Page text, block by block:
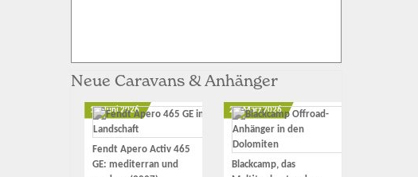
Neue Caravans & Anhänger
12. Juni 2026
Fendt Apero Activ 465
GE: mediterran und
23. März 2026
Blackcamp, das